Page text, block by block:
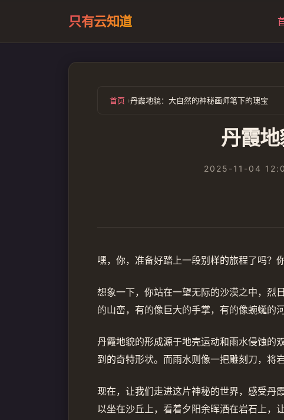
只有云知道
首页 丹霞地貌：大自然的神秘画师笔下的瑰宝
丹霞
2025-11-04
嘿，你，准备好踏上一段别样的旅程了吗？
想象一下，你站在一望无际的沙漠之中，烈
的山峦，有的像巨大的手掌，有的像蜿蜒的
丹霞地貌的形成源于地壳运动和雨水侵蚀的
到的奇特形状。而雨水则像一把雕刻刀，将
现在，让我们走进这片神秘的世界，感受丹
以坐在沙丘上，看着夕阳余晖洒在岩石上，